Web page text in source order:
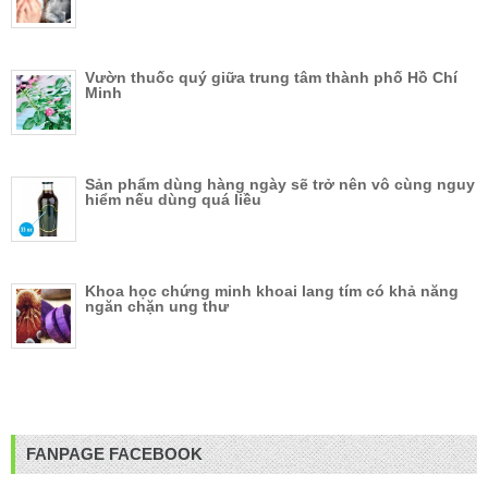
Vườn thuốc quý giữa trung tâm thành phố Hồ Chí
Minh
Sản phẩm dùng hàng ngày sẽ trở nên vô cùng nguy
hiểm nếu dùng quá liều
Khoa học chứng minh khoai lang tím có khả năng
ngăn chặn ung thư
FANPAGE FACEBOOK